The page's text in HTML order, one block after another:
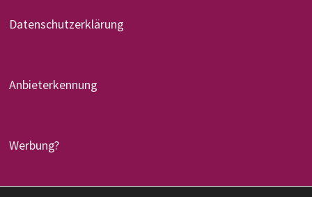
Datenschutzerklärung
Anbieterkennung
Werbung?